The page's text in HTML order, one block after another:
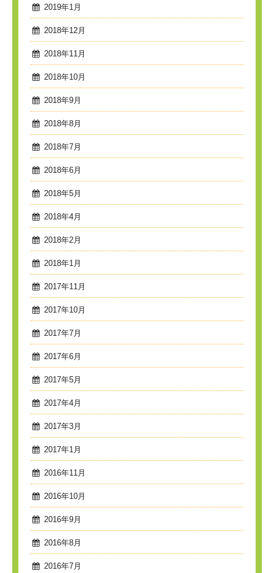
2019年1月
2018年12月
2018年11月
2018年10月
2018年9月
2018年8月
2018年7月
2018年6月
2018年5月
2018年4月
2018年2月
2018年1月
2017年11月
2017年10月
2017年7月
2017年6月
2017年5月
2017年4月
2017年3月
2017年1月
2016年11月
2016年10月
2016年9月
2016年8月
2016年7月